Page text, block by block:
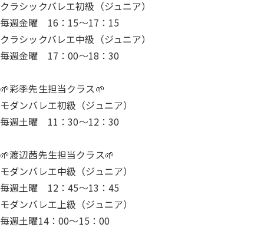
クラシックバレエ初級（ジュニア）
毎週金曜 16：15～17：15
クラシックバレエ中級（ジュニア）
毎週金曜 17：00～18：30
🌱彩季先生担当クラス🌱
モダンバレエ初級（ジュニア）
毎週土曜 11：30～12：30
🌱渡辺茜先生担当クラス🌱
モダンバレエ中級（ジュニア）
毎週土曜 12：45～13：45
モダンバレエ上級（ジュニア）
毎週土曜14：00～15：00